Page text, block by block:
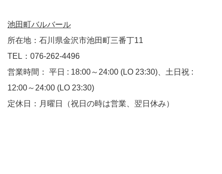
池田町バルバール
所在地：石川県金沢市池田町三番丁11
TEL：076-262-4496
営業時間： 平日 : 18:00～24:00 (LO 23:30)、土日祝 :
12:00～24:00 (LO 23:30)
定休日：月曜日（祝日の時は営業、翌日休み）